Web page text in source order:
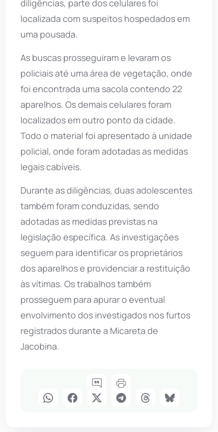
diligências, parte dos celulares foi
localizada com suspeitos hospedados em
uma pousada.
As buscas prosseguiram e levaram os
policiais até uma área de vegetação, onde
foi encontrada uma sacola contendo 22
aparelhos. Os demais celulares foram
localizados em outro ponto da cidade.
Todo o material foi apresentado à unidade
policial, onde foram adotadas as medidas
legais cabíveis.
Durante as diligências, duas adolescentes
também foram conduzidas, sendo
adotadas as medidas previstas na
legislação específica. As investigações
seguem para identificar os proprietários
dos aparelhos e providenciar a restituição
às vítimas. Os trabalhos também
prosseguem para apurar o eventual
envolvimento dos investigados nos furtos
registrados durante a Micareta de
Jacobina.